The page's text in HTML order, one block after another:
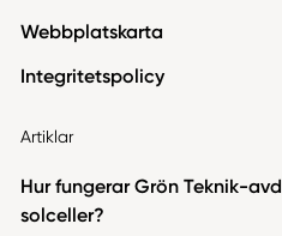
Webbplatskarta
Integritetspolicy
Artiklar
Hur fungerar Grön Teknik-
solceller?